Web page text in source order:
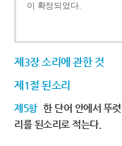
이 확정되었다.
제3장 소리에 관한 것
제1절 된소리
제5항 한 단어 안에서 뚜
리를 된소리로 적는다.